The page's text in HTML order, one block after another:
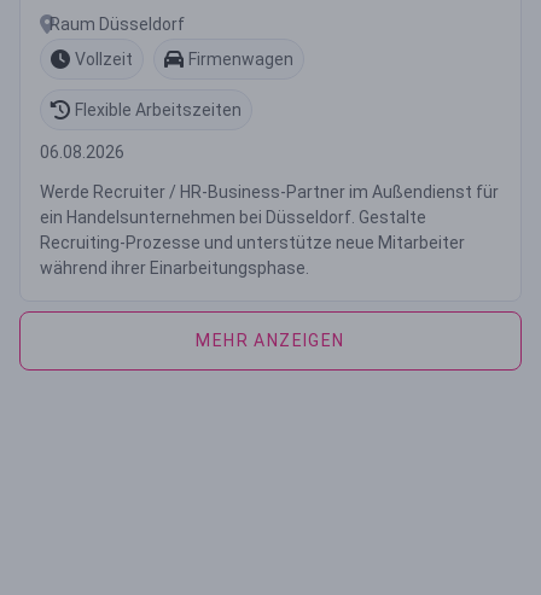
Raum Düsseldorf
Vollzeit
Firmenwagen
Flexible Arbeitszeiten
06.08.2026
Werde Recruiter / HR-Business-Partner im Außendienst für
ein Handelsunternehmen bei Düsseldorf. Gestalte
Recruiting-Prozesse und unterstütze neue Mitarbeiter
während ihrer Einarbeitungsphase.
MEHR ANZEIGEN